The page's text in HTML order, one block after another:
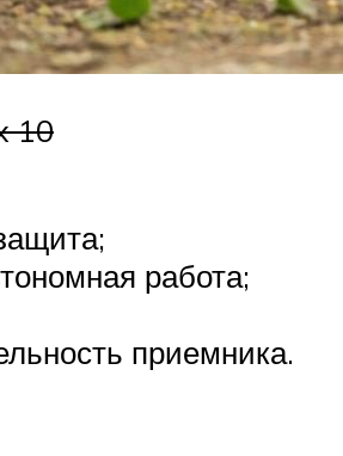
10
работа;
приемника.